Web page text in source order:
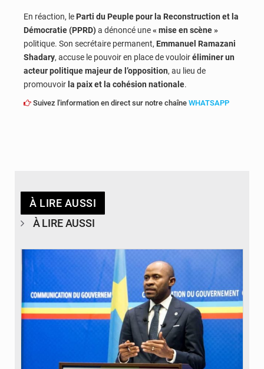
En réaction, le Parti du Peuple pour la Reconstruction et la
Démocratie (PPRD)a dénoncé une« mise en scène »
politique. Son secrétaire permanent, Emmanuel Ramazani
Shadary, accuse le pouvoir en place de vouloiréliminer un
acteur politique majeur de l’opposition, au lieu de
promouvoirla paix et la cohésion nationale.
Suivez l'information en direct sur notre chaîne WHATSAPP
À LIRE AUSSI
À LIRE AUSSI